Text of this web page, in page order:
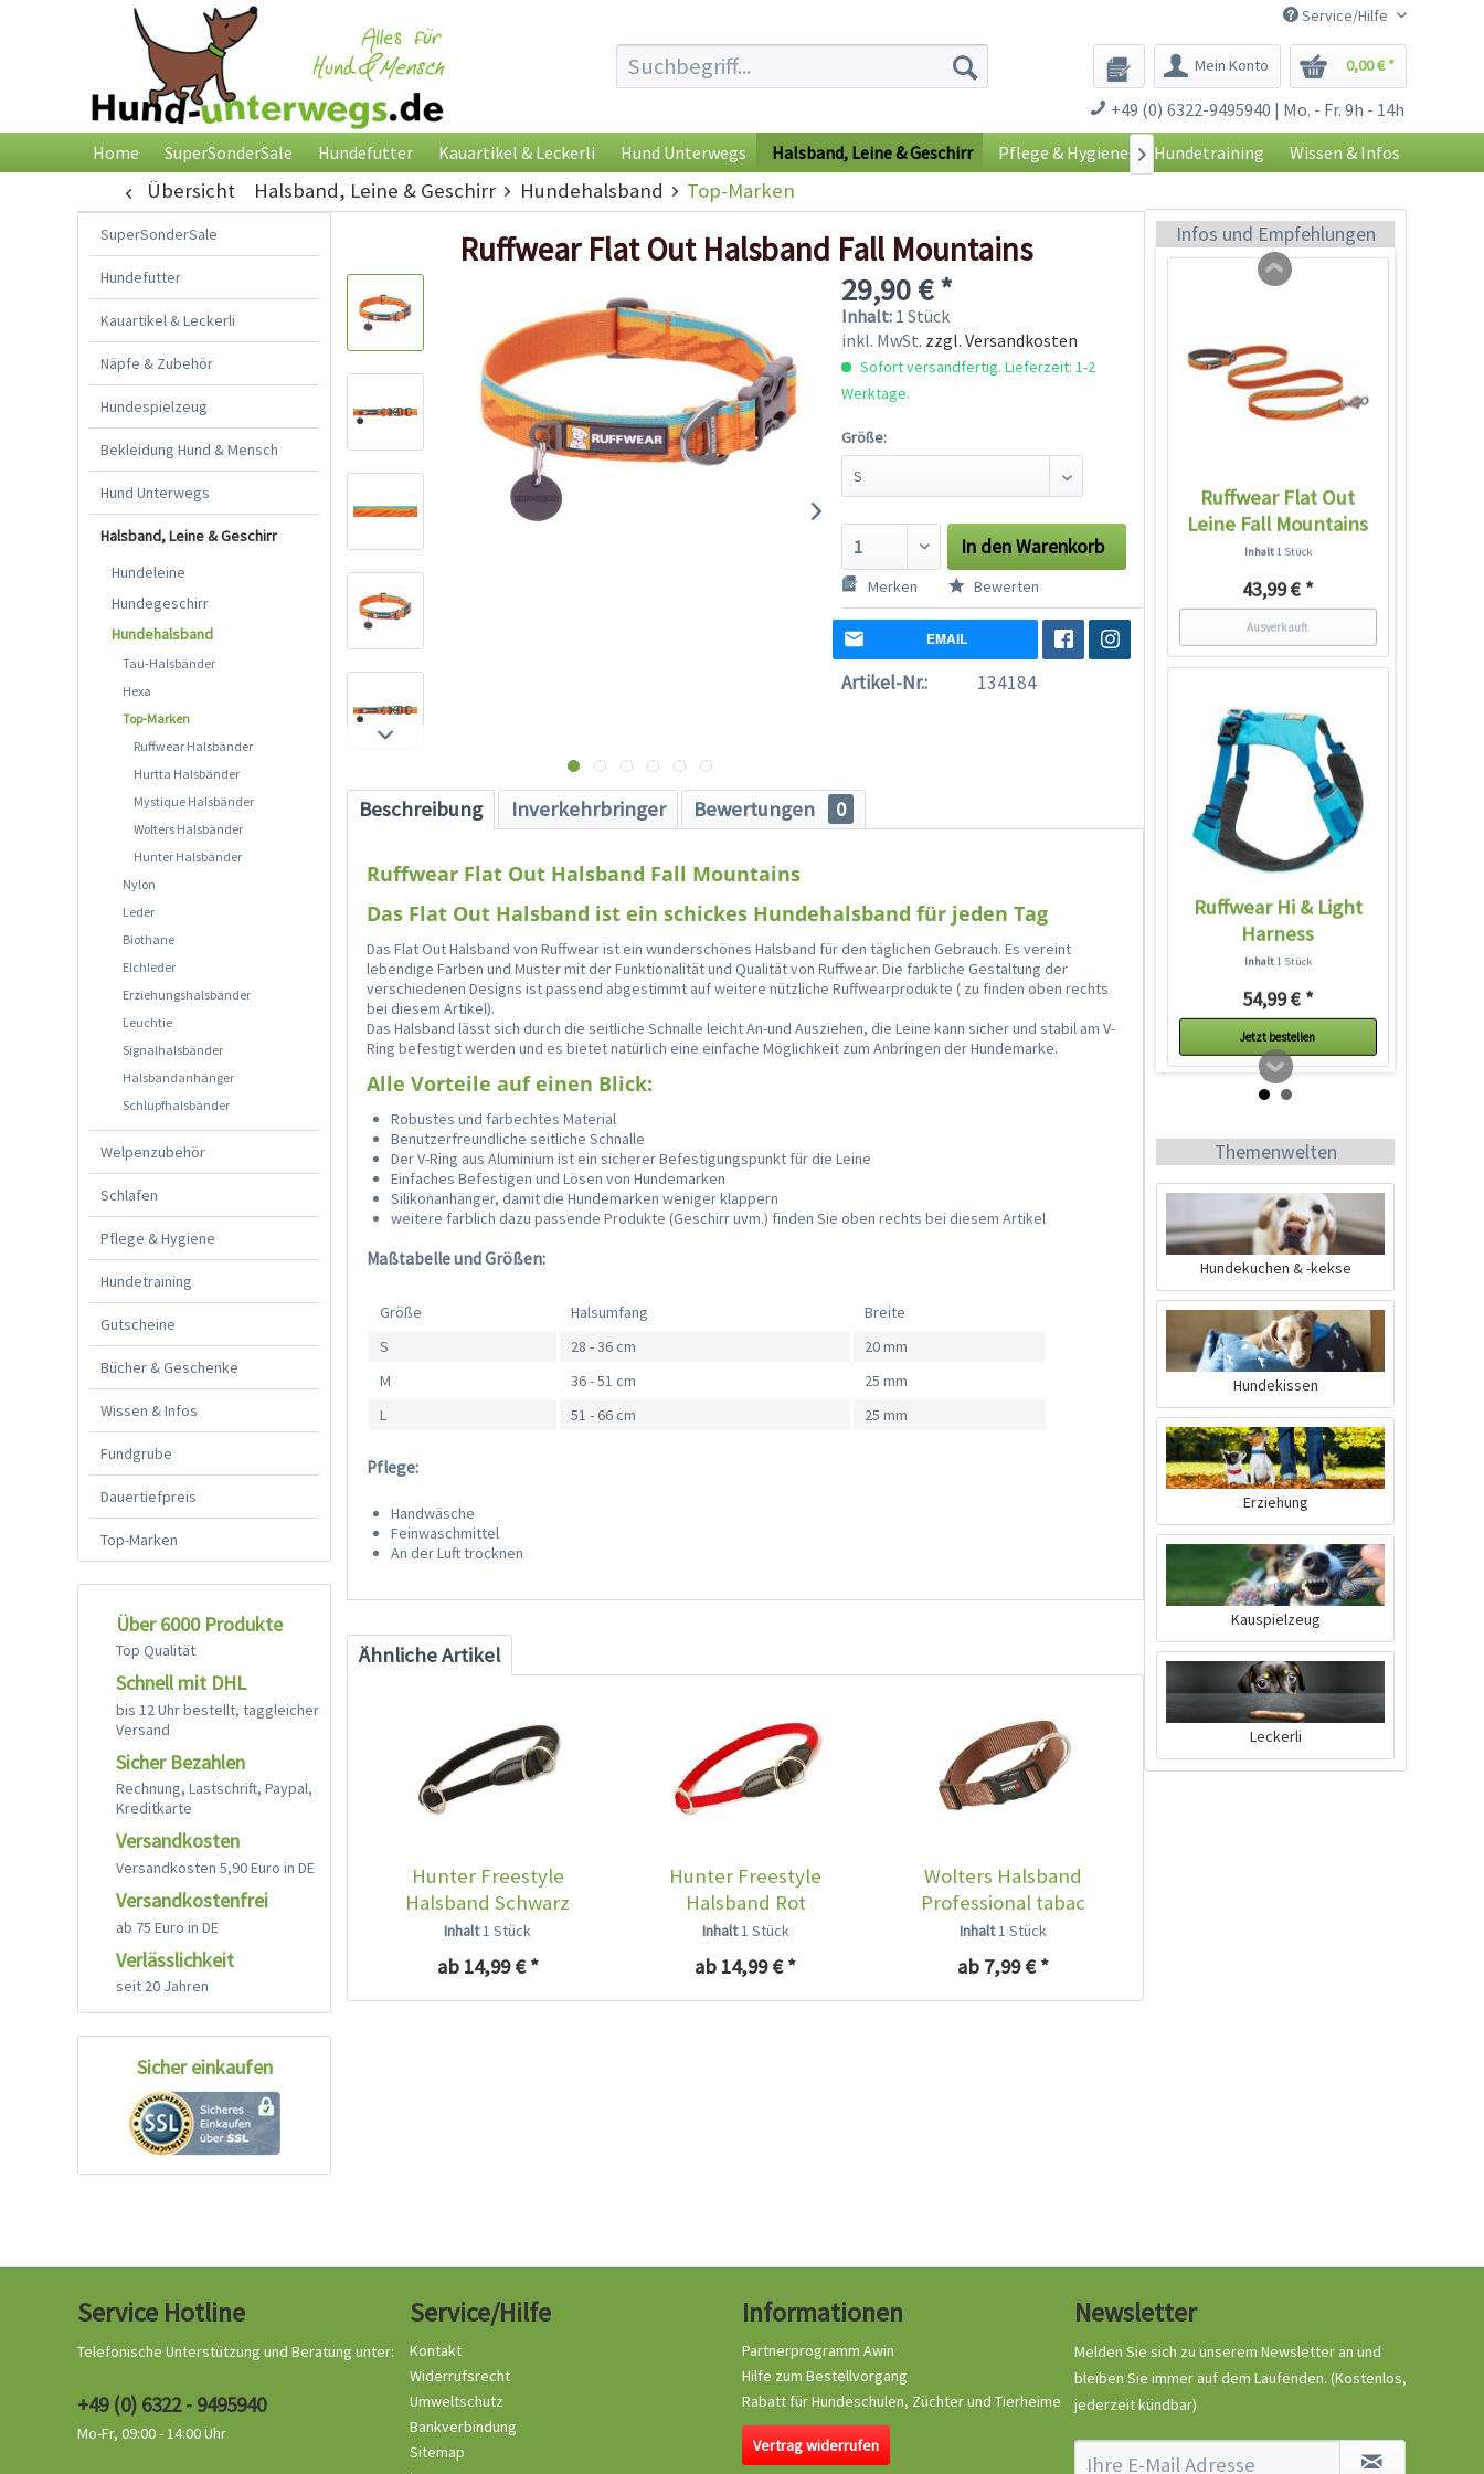
Service/Hilfe
Mein Konto 0,00 € *
+49 (0) 6322-9495940 | Mo. - Fr. 9h - 14h
Home SuperSonderSale Hundefutter Kauartikel & Leckerli Hund Unterwegs Halsband, Leine & Geschirr Pflege & Hygiene Hundetraining Wissen & Infos

Übersicht Halsband, Leine & Geschirr Hundehalsband Top-Marken
SuperSonderSale
Hundefutter
Kauartikel & Leckerli
Näpfe & Zubehör
Hundespielzeug
Bekleidung Hund & Mensch
Hund Unterwegs
Halsband, Leine & Geschirr
Hundeleine
Hundegeschirr
Hundehalsband
Tau-Halsbänder
Hexa
Top-Marken
Ruffwear Halsbänder
Hurtta Halsbänder
Mystique Halsbänder
Wolters Halsbänder
Hunter Halsbänder
Nylon
Leder
Biothane
Elchleder
Erziehungshalsbänder
Leuchtie
Signalhalsbänder
Halsbandanhänger
Schlupfhalsbänder
Welpenzubehör
Schlafen
Pflege & Hygiene
Hundetraining
Gutscheine
Bücher & Geschenke
Wissen & Infos
Fundgrube
Dauertiefpreis
Top-Marken
Über 6000 Produkte
Top Qualität
Schnell mit DHL
bis 12 Uhr bestellt, taggleicher
Versand
Sicher Bezahlen
Rechnung, Lastschrift, Paypal,
Kreditkarte
Versandkosten
Versandkosten 5,90 Euro in DE
Versandkostenfrei
ab 75 Euro in DE
Verlässlichkeit
seit 20 Jahren
Sicher einkaufen
Ruffwear Flat Out Halsband Fall Mountains
29,90 € *
Inhalt: 1 Stück
inkl. MwSt. zzgl. Versandkosten
Sofort versandfertig. Lieferzeit: 1-2
Werktage.
Größe:
In den Warenkorb
Merken Bewerten
EMAIL
Artikel-Nr.: 134184
Beschreibung Inverkehrbringer Bewertungen 0
Ruffwear Flat Out Halsband Fall Mountains
Das Flat Out Halsband ist ein schickes Hundehalsband für jeden Tag
Das Flat Out Halsband von Ruffwear ist ein wunderschönes Halsband für den täglichen Gebrauch. Es vereint
lebendige Farben und Muster mit der Funktionalität und Qualität von Ruffwear. Die farbliche Gestaltung der
verschiedenen Designs ist passend abgestimmt auf weitere nützliche Ruffwearprodukte ( zu finden oben rechts
bei diesem Artikel).
Das Halsband lässt sich durch die seitliche Schnalle leicht An-und Ausziehen, die Leine kann sicher und stabil am V-
Ring befestigt werden und es bietet natürlich eine einfache Möglichkeit zum Anbringen der Hundemarke.
Alle Vorteile auf einen Blick:
Robustes und farbechtes Material
Benutzerfreundliche seitliche Schnalle
Der V-Ring aus Aluminium ist ein sicherer Befestigungspunkt für die Leine
Einfaches Befestigen und Lösen von Hundemarken
Silikonanhänger, damit die Hundemarken weniger klappern
weitere farblich dazu passende Produkte (Geschirr uvm.) finden Sie oben rechts bei diesem Artikel
Maßtabelle und Größen:
Größe Halsumfang
Breite
S
28 - 36 cm
20 mm
M
36 - 51 cm
25 mm
L
51 - 66 cm 25 mm
Pflege:
Handwäsche
Feinwaschmittel
An der Luft trocknen
Ähnliche Artikel
Hunter Freestyle
Halsband Schwarz
Inhalt1 Stück
ab 14,99 € *
Hunter Freestyle
Halsband Rot
Inhalt1 Stück
ab 14,99 € *
Wolters Halsband
Professional tabac
Inhalt1 Stück
ab 7,99 € *
Infos und Empfehlungen
Ruffwear Front Range
Harness Geschirr
Campfire...
59,90 € *
Ruffwear Flat Out
Leine Fall Mountains
Inhalt1 Stück
43,99 € *
Ausverkauft
Ruffwear Hi & Light
Harness
Hundegeschirr Blue...
Inhalt1 Stück
54,99 € *
Jetzt bestellen
Ruffwear Front Range
Harness Geschirr
Campfire...
Inhalt1 Stück
59,90 € *
Ausverkauft
Ruffwear Flat Out
Leine Fall Mountains
Jetzt bestellen
Themenwelten
Hundekuchen & -kekse
Hundekissen
Erziehung
Kauspielzeug
Leckerli
Service Hotline
Telefonische Unterstützung und Beratung unter:
+49 (0) 6322 - 9495940
Mo-Fr, 09:00 - 14:00 Uhr
Service/Hilfe
Kontakt
Widerrufsrecht
Umweltschutz
Bankverbindung
Sitemap
Informationen
Partnerprogramm Awin
Hilfe zum Bestellvorgang
Rabatt für Hundeschulen, Züchter und Tierheime
Vertrag widerrufen
Newsletter
Melden Sie sich zu unserem Newsletter an und
bleiben Sie immer auf dem Laufenden. (Kostenlos,
jederzeit kündbar)